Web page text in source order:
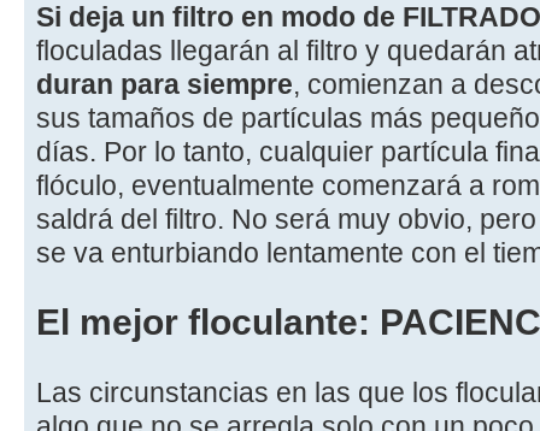
Si deja un filtro en modo de FILTRADO
floculadas llegarán al filtro y quedarán
duran para siempre, comienzan a
sus tamaños de partículas más
días. Por lo tanto, cualquier partícula
flóculo, eventualmente comenzará a
saldrá del filtro. No será muy obvio,
se va enturbiando lentamente con el
El mejor floculante:
Las circunstancias en las que los